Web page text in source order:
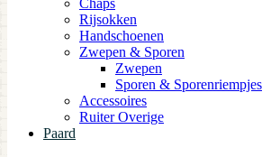
Chaps
Rijsokken
Handschoenen
Zwepen & Sporen
Zwepen
Sporen & Sporenriempjes
Accessoires
Ruiter Overige
Paard